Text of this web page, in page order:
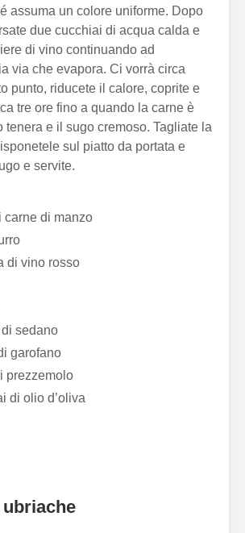
assuma un colore uniforme. Dopo
due cucchiai di acqua calda e
di vino continuando ad
via che evapora. Ci vorrà circa
punto, riducete il calore, coprite e
tre ore fino a quando la carne è
tenera e il sugo cremoso. Tagliate la
sul piatto da portata e
e servite.
carne di manzo
di vino rosso
sedano
garofano
prezzemolo
di olio d’oliva